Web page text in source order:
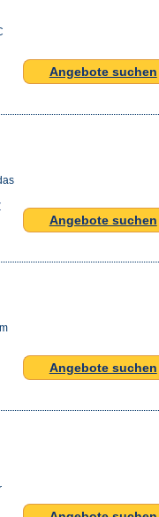
Angebote suchen
Angebote suchen
Angebote suchen